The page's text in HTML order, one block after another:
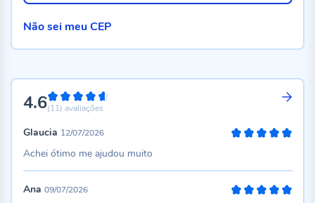
4.692%
(11) avaliações
Glaucia 12/07/2026
Achei ótimo me ajudou muito
Ana 09/07/2026
Não sei meu CEP